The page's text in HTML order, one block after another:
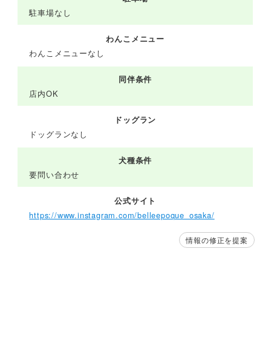
駐車場なし
わんこメニュー
わんこメニューなし
同伴条件
店内OK
ドッグラン
ドッグランなし
犬種条件
要問い合わせ
公式サイト
https://www.instagram.com/belleepoque_osaka/
情報の修正を提案